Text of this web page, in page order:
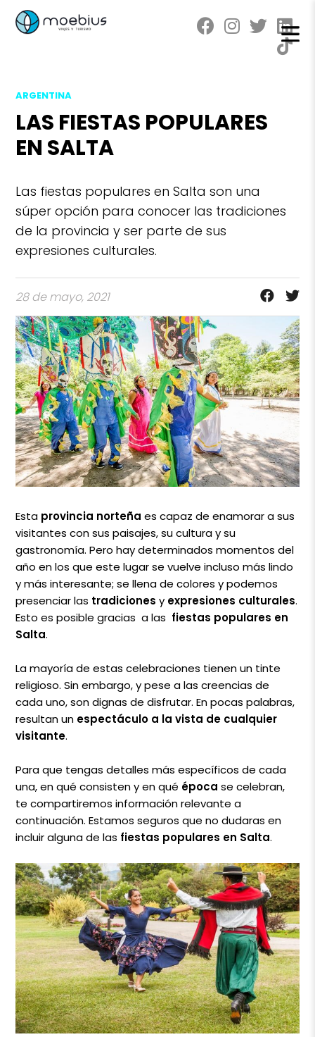
ARGENTINA
LAS FIESTAS POPULARES
EN SALTA
Las fiestas populares en Salta son una
súper opción para conocer las tradiciones
de la provincia y ser parte de sus
expresiones culturales.
28 de mayo, 2021
Esta provincia norteña es capaz de enamorar a sus
visitantes con sus paisajes, su cultura y su
gastronomía. Pero hay determinados momentos del
año en los que este lugar se vuelve incluso más lindo
y más interesante; se llena de colores y podemos
presenciar las tradiciones y expresiones culturales.
Esto es posible gracias a las fiestas populares en
Salta.
La mayoría de estas celebraciones tienen un tinte
religioso. Sin embargo, y pese a las creencias de
cada uno, son dignas de disfrutar. En pocas palabras,
resultan un espectáculo a la vista de cualquier
visitante.
Para que tengas detalles más específicos de cada
una, en qué consisten y en qué época se celebran,
te compartiremos información relevante a
continuación. Estamos seguros que no dudaras en
incluir alguna de las fiestas populares en Salta.